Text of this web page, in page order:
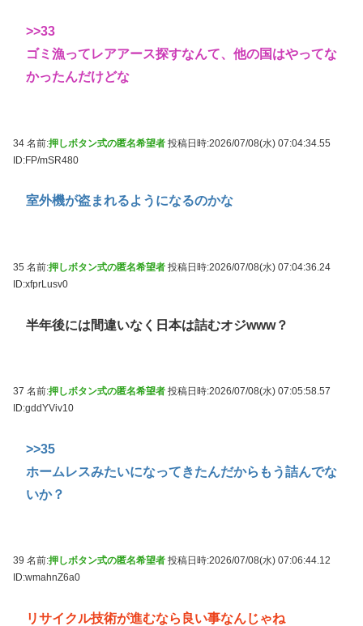
>>33
ゴミ漁ってレアアース探すなんて、他の国はやってな
かったんだけどな
34 名前:押しボタン式の匿名希望者 投稿日時:2026/07/08(水) 07:04:34.55
ID:FP/mSR480
室外機が盗まれるようになるのかな
35 名前:押しボタン式の匿名希望者 投稿日時:2026/07/08(水) 07:04:36.24
ID:xfprLusv0
半年後には間違いなく日本は詰むオジwww？
37 名前:押しボタン式の匿名希望者 投稿日時:2026/07/08(水) 07:05:58.57
ID:gddYViv10
>>35
ホームレスみたいになってきたんだからもう詰んでな
いか？
39 名前:押しボタン式の匿名希望者 投稿日時:2026/07/08(水) 07:06:44.12
ID:wmahnZ6a0
リサイクル技術が進むなら良い事なんじゃね